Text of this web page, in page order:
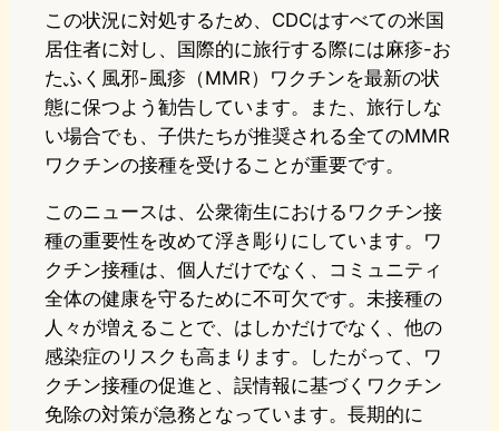
この状況に対処するため、CDCはすべての米国
居住者に対し、国際的に旅行する際には麻疹-お
たふく風邪-風疹（MMR）ワクチンを最新の状
態に保つよう勧告しています。また、旅行しな
い場合でも、子供たちが推奨される全てのMMR
ワクチンの接種を受けることが重要です。
このニュースは、公衆衛生におけるワクチン接
種の重要性を改めて浮き彫りにしています。ワ
クチン接種は、個人だけでなく、コミュニティ
全体の健康を守るために不可欠です。未接種の
人々が増えることで、はしかだけでなく、他の
感染症のリスクも高まります。したがって、ワ
クチン接種の促進と、誤情報に基づくワクチン
免除の対策が急務となっています。長期的に